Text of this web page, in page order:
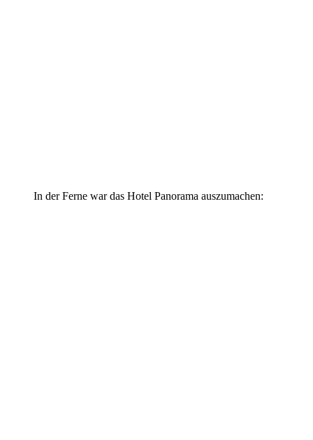
In der Ferne war das Hotel Panorama auszumachen: